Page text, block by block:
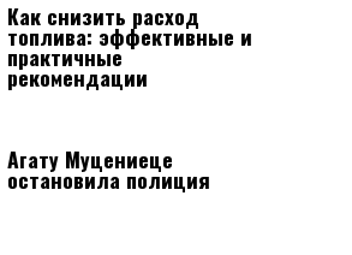
Как снизить расход
топлива: эффективные и
практичные
рекомендации
Агату Муцениеце
остановила полиция